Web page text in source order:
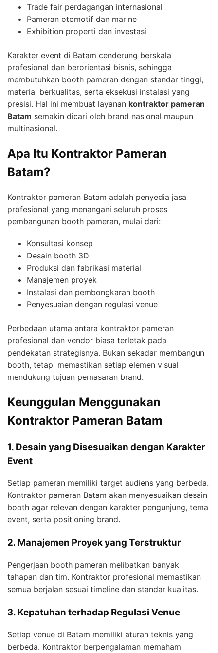
Trade fair perdagangan internasional
Pameran otomotif dan marine
Exhibition properti dan investasi
Karakter event di Batam cenderung berskala
profesional dan berorientasi bisnis, sehingga
membutuhkan booth pameran dengan standar tinggi,
material berkualitas, serta eksekusi instalasi yang
presisi. Hal ini membuat layanan kontraktor pameran
Batam semakin dicari oleh brand nasional maupun
multinasional.
Apa Itu Kontraktor Pameran
Batam?
Kontraktor pameran Batam adalah penyedia jasa
profesional yang menangani seluruh proses
pembangunan booth pameran, mulai dari:
Konsultasi konsep
Desain booth 3D
Produksi dan fabrikasi material
Manajemen proyek
Instalasi dan pembongkaran booth
Penyesuaian dengan regulasi venue
Perbedaan utama antara kontraktor pameran
profesional dan vendor biasa terletak pada
pendekatan strategisnya. Bukan sekadar membangun
booth, tetapi memastikan setiap elemen visual
mendukung tujuan pemasaran brand.
Keunggulan Menggunakan
Kontraktor Pameran Batam
1. Desain yang Disesuaikan dengan Karakter
Event
Setiap pameran memiliki target audiens yang berbeda.
Kontraktor pameran Batam akan menyesuaikan desain
booth agar relevan dengan karakter pengunjung, tema
event, serta positioning brand.
2. Manajemen Proyek yang Terstruktur
Pengerjaan booth pameran melibatkan banyak
tahapan dan tim. Kontraktor profesional memastikan
semua berjalan sesuai timeline dan standar kualitas.
3. Kepatuhan terhadap Regulasi Venue
Setiap venue di Batam memiliki aturan teknis yang
berbeda. Kontraktor berpengalaman memahami